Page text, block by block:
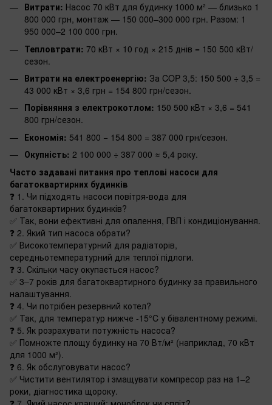
Витрати: Насос 70 кВт для будинку 1000 м² — близько 1
800 000 грн, монтаж — 150 000–300 000 грн. Разом: 1
950 000–2 100 000 грн.
Тепловтрати: 70 кВт × 10 год × 215 днів = 150 500 кВт/
сезон.
Витрати на електроенергію: За COP 3,5: 150 500 ÷ 3,5 =
43 000 кВт × 3,6 грн = 154 800 грн/сезон.
Порівняння з електрокотлом: 150 500 кВт × 3,6 = 541
800 грн/сезон.
Економія: 541 800 − 154 800 = 387 000 грн/сезон.
Окупність: 2 100 000 ÷ 387 000 ≈ 5,4 року.
Часто задавані питання про теплові насоси для
багатоквартирних будинків
❓ 1. Чи підходять насоси повітря-вода для
багатоквартирних будинків?
✅ Так, вони ефективні для опалення, ГВП і кондиціонування.
❓ 2. Який тип насоса обрати?
✅ Високотемпературний для радіаторів,
середньотемпературний для теплої підлоги.
❓ 3. Скільки часу окупається насос?
✅ 3–7 років для багатоквартирного будинку за правильного
налаштування.
❓ 4. Чи потрібен резервний котел?
✅ Так, для температур нижче -15°C у бівалентному режимі.
❓ 5. Як розрахувати потужність насоса?
✅ Помножте площу будинку на 70 Вт/м² (наприклад, 70 кВт
для 1000 м²).
❓ 6. Як обслуговувати насос?
✅ Чистити вентилятор і змащувати компресор раз на 1–2
роки, діагностика щороку.